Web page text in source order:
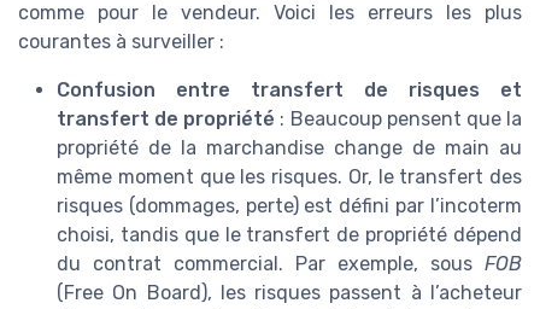
comme pour le vendeur. Voici les erreurs les plus
courantes à surveiller :
Confusion entre transfert de risques et
transfert de propriété : Beaucoup pensent que la
propriété de la marchandise change de main au
même moment que les risques. Or, le transfert des
risques (dommages, perte) est défini par l’incoterm
choisi, tandis que le transfert de propriété dépend
du contrat commercial. Par exemple, sous FOB
(Free On Board), les risques passent à l’acheteur